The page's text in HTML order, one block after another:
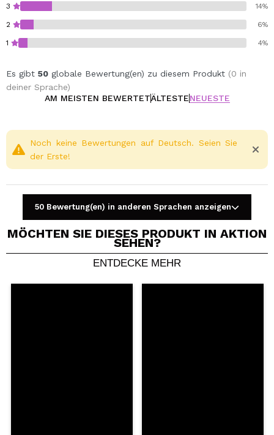
3 14%
2 6%
1 4%
Es gibt 50 globale Bewertung(en) zu diesem Produkt (0 in
deiner Sprache)
AM MEISTEN BEWERTETÄLTESTENEUESTE
Ein Video oder Foto teilen
Dein Video könnte das erste sein. Stell es dir vor...
Noch keine Bewertungen auf Deutsch. Seien Sie
der Erste!
50 Bewertung(en) in anderen Sprachen anzeigen
MÖCHTEN SIE DIESES PRODUKT IN AKTION
SEHEN?
ENTDECKE MEHR